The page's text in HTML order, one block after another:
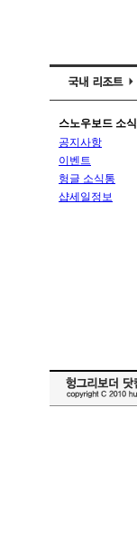
스노우보드 소식
공지사항
이벤트
헝글 소식통
샵세일정보